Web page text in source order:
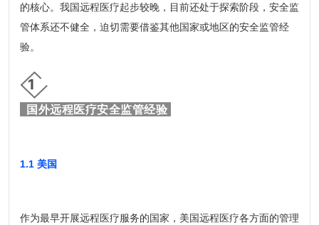
的核心。我国远程医疗起步较晚，目前还处于探索阶段，安全监
管体系还不健全，迫切需要借鉴其他国家或地区的安全监管经
验。
1
国外远程医疗安全监管经验
1.1 美国
作为最早开展远程医疗服务的国家，美国远程医疗各方面的管理